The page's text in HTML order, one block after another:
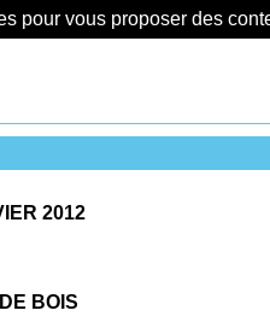
pour vous proposer des
2012
BOIS